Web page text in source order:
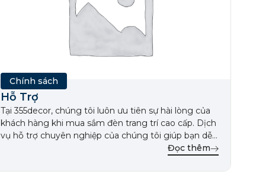
Chính sách
Hỗ Trợ
Tại 355decor, chúng tôi luôn ưu tiên sự hài lòng của
khách hàng khi mua sắm đèn trang trí cao cấp. Dịch
vụ hỗ trợ chuyên nghiệp của chúng tôi giúp bạn dễ
dàng lựa chọn sản phẩm phù hợp cho không gian
hoàn hảo. […]
Đọc thêm